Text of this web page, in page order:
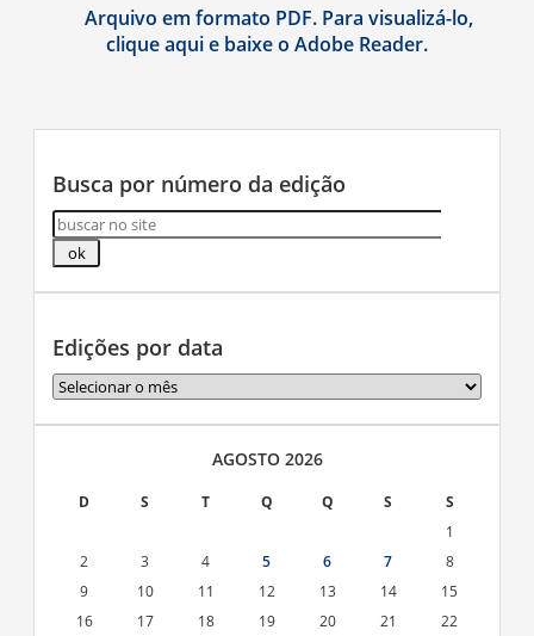
Arquivo em formato PDF. Para visualizá-lo,
clique aqui e baixe o Adobe Reader.
Busca por número da edição
Edições por data
Edições
por
data
AGOSTO 2026
D S T Q Q S
S
1
2
3 4 5 6 7
8
9
10 11 12 13 14
15
16
17 18 19 20 21
22